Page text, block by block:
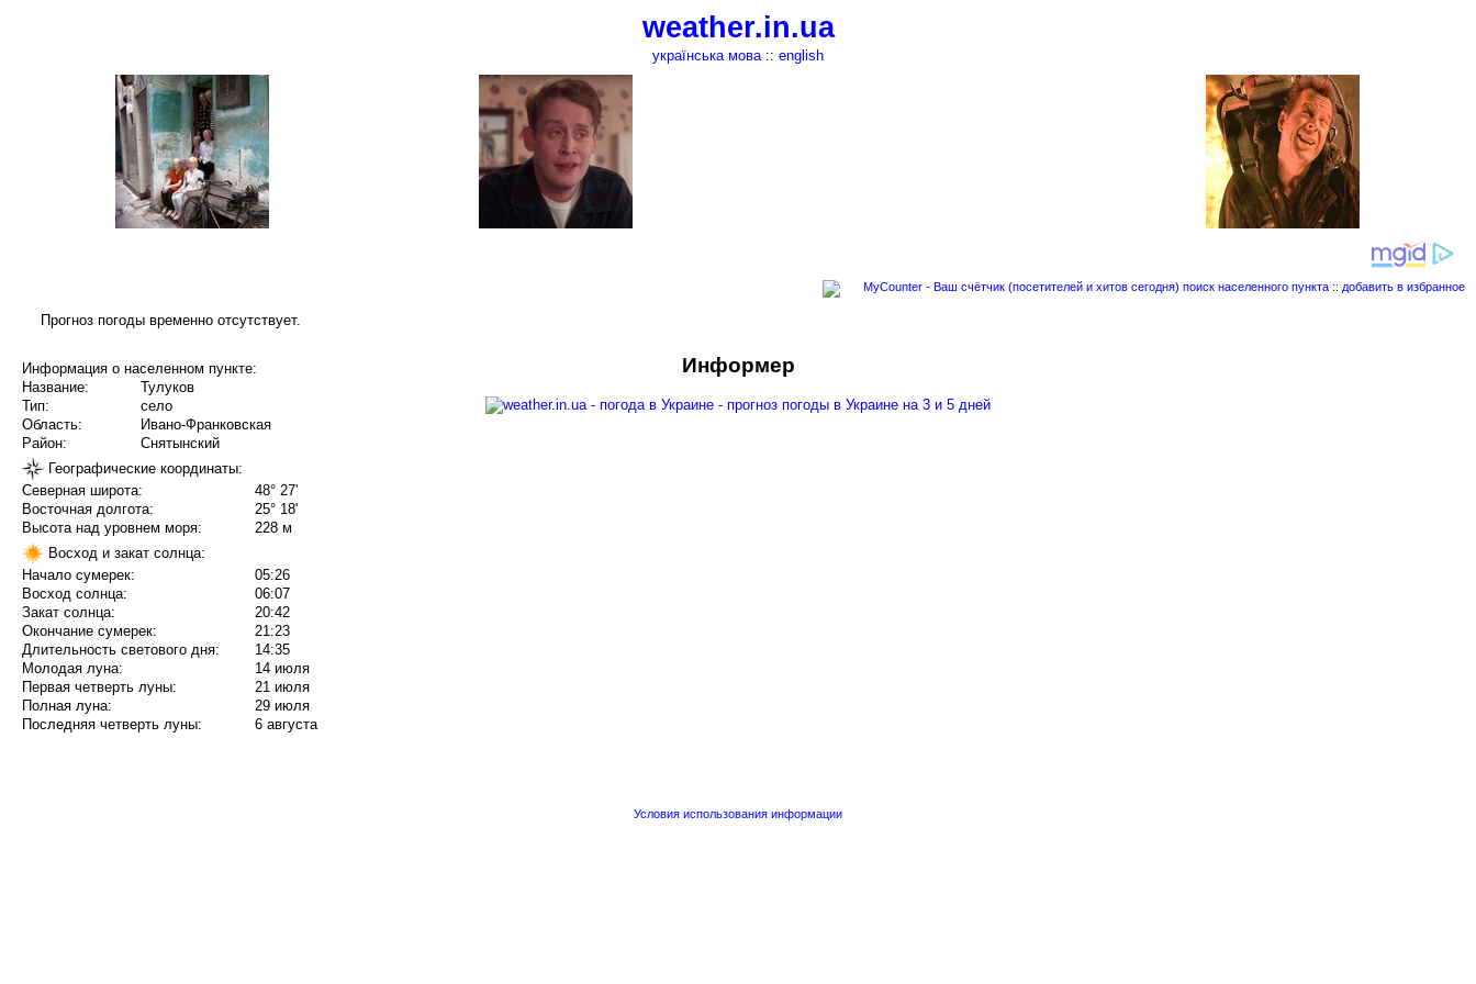
weather.in.ua
українська мова:: english
поиск населенного пункта :: добавить в избранное
Прогноз погоды временно отсутствует.
Информация о населенном пункте:
Название:
Тулуков
Тип:
село
Область:
Ивано-Франковская
Район:
Снятынский
Географические координаты:
Северная широта:
48° 27'
Восточная долгота:
25° 18'
Высота над уровнем моря:
228 м
Восход и закат солнца:
Начало сумерек:
05:26
Восход солнца:
06:07
Закат солнца:
20:42
Окончание сумерек:
21:23
Длительность светового дня:
14:35
Молодая луна:
14 июля
Первая четверть луны:
21 июля
Полная луна:
29 июля
Последняя четверть луны:
6 августа
Информер
Условия использования информации